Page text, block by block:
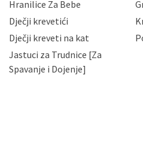
slučajevima koji su
da možete u svako doba,
zatražiti prestanak
podataka. Opoziv privole
gore navedenu adresu ili e-
Hranilice Za Bebe
Dječji krevetići
Dječji kreveti na kat
Jastuci za Trudnice [Za
Spavanje i Dojenje]